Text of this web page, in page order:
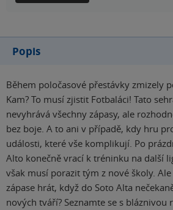
Popis
Během poločasové přestávky zmizely
Kam? To musí zjistit Fotbaláci! Tato
nevyhrává všechny zápasy, ale
bez boje. A to ani v případě, kdy hru
události, které vše komplikují. Po
Alto konečně vrací k tréninku na další
však musí porazit tým z nové školy.
zápase hrát, když do Soto Alta
nových tváří? Seznamte se s